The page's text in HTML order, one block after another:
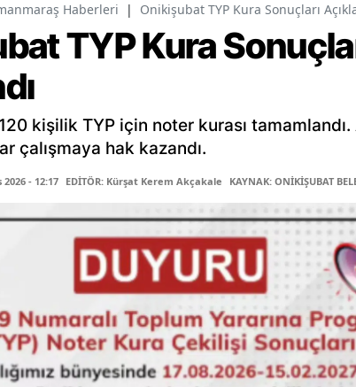
Haberleri | Onikişubat TYP Kura Sonuçları
TYP Kura
kişilik TYP için noter kurası
çalışmaya hak kazandı.
- 12:17 EDİTÖR: Kürşat Kerem Akçakale KAYNAK: ONİKİŞUBAT